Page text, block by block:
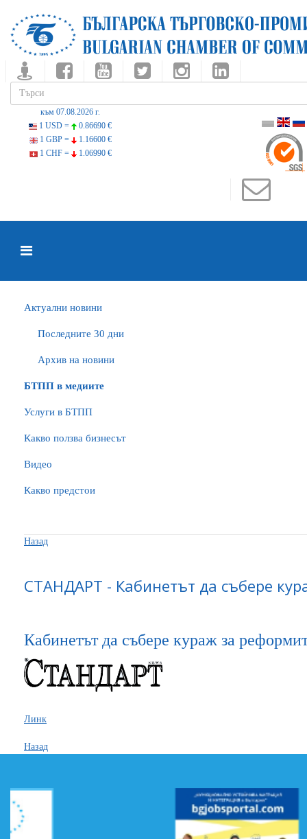
към 07.08.2026 г.
1 USD =
0.86690 €
1 GBP =
1.16600 €
1 CHF =
1.06990 €
Актуални новини
Последните 30 дни
Архив на новини
БTПП в медиите
Услуги в БТПП
Какво ползва бизнесът
Видео
Какво предстои
Назад
СТАНДАРТ - Кабинетът да събере
Кабинетът да събере кураж за
Линк
Назад